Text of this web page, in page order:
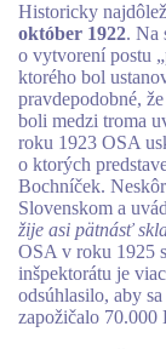
Historicky
október 1922. Na
o vytvorení postu
ktorého bol
pravdepodobné,
boli medzi troma
roku 1923 OSA
o ktorých
Bochníček.
Slovenskom a
žije asi pätnásť
OSA v roku 1925
inšpektorátu je
odsúhlasilo, aby
zapožičalo 70.000